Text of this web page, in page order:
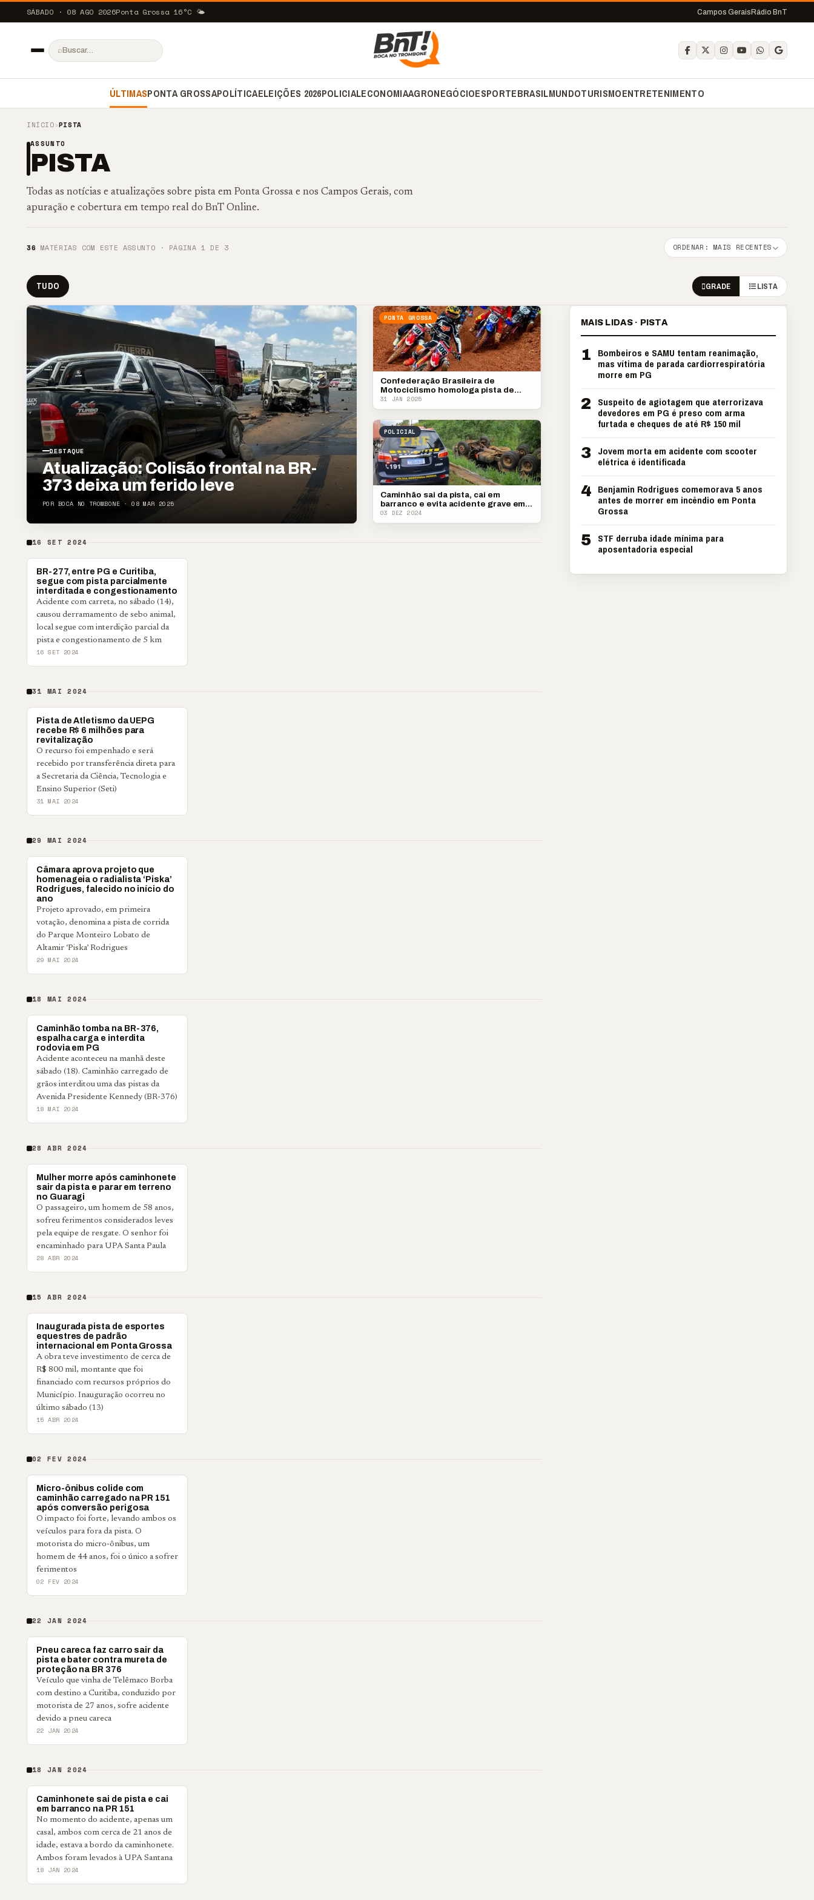
SÁBADO · 08 AGO 2026Ponta Grossa 16°C 🌤️ Campos Gerais Rádio BnT
⌕
ÚLTIMASPONTA GROSSAPOLÍTICAELEIÇÕES 2026POLICIALECONOMIAAGRONEGÓCIOESPORTEBRASILMUNDOTURISMOENTRETENIMENTO
INÍCIO›PISTA
ASSUNTO
PISTA
Todas as notícias e atualizações sobre pista em Ponta Grossa e nos Campos Gerais, com
apuração e cobertura em tempo real do BnT Online.
36 MATÉRIAS COM ESTE ASSUNTO · PÁGINA 1 DE 3 ORDENAR: MAIS RECENTES
TUDO GRADE LISTA
DESTAQUE
Atualização: Colisão frontal na BR-
373 deixa um ferido leve
POR BOCA NO TROMBONE · 08 MAR 2025
PONTA GROSSA
Confederação Brasileira de
Motociclismo homologa pista de
motocross de PG
31 JAN 2025
POLICIAL
Caminhão sai da pista, cai em
barranco e evita acidente grave em
Ponta Grossa
03 DEZ 2024
16 SET 2024
PARANÁ
BR-277, entre PG e Curitiba,
segue com pista parcialmente
interditada e congestionamento
Acidente com carreta, no sábado (14),
causou derramamento de sebo animal,
local segue com interdição parcial da
pista e congestionamento de 5 km
16 SET 2024
31 MAI 2024
PONTA GROSSA
Pista de Atletismo da UEPG
recebe R$ 6 milhões para
revitalização
O recurso foi empenhado e será
recebido por transferência direta para
a Secretaria da Ciência, Tecnologia e
Ensino Superior (Seti)
31 MAI 2024
29 MAI 2024
POLÍTICA
Câmara aprova projeto que
homenageia o radialista ‘Piska’
Rodrigues, falecido no início do
ano
Projeto aprovado, em primeira
votação, denomina a pista de corrida
do Parque Monteiro Lobato de
Altamir ‘Piska’ Rodrigues
29 MAI 2024
18 MAI 2024
POLICIAL
Caminhão tomba na BR-376,
espalha carga e interdita
rodovia em PG
Acidente aconteceu na manhã deste
sábado (18). Caminhão carregado de
grãos interditou uma das pistas da
Avenida Presidente Kennedy (BR-376)
18 MAI 2024
28 ABR 2024
POLICIAL
Mulher morre após caminhonete
sair da pista e parar em terreno
no Guaragi
O passageiro, um homem de 58 anos,
sofreu ferimentos considerados leves
pela equipe de resgate. O senhor foi
encaminhado para UPA Santa Paula
28 ABR 2024
15 ABR 2024
PONTA GROSSA
Inaugurada pista de esportes
equestres de padrão
internacional em Ponta Grossa
A obra teve investimento de cerca de
R$ 800 mil, montante que foi
financiado com recursos próprios do
Município. Inauguração ocorreu no
último sábado (13)
15 ABR 2024
02 FEV 2024
POLICIAL
Micro-ônibus colide com
caminhão carregado na PR 151
após conversão perigosa
O impacto foi forte, levando ambos os
veículos para fora da pista. O
motorista do micro-ônibus, um
homem de 44 anos, foi o único a sofrer
ferimentos
02 FEV 2024
22 JAN 2024
POLICIAL
Pneu careca faz carro sair da
pista e bater contra mureta de
proteção na BR 376
Veículo que vinha de Telêmaco Borba
com destino a Curitiba, conduzido por
motorista de 27 anos, sofre acidente
devido a pneu careca
22 JAN 2024
18 JAN 2024
POLICIAL
Caminhonete sai de pista e cai
em barranco na PR 151
No momento do acidente, apenas um
casal, ambos com cerca de 21 anos de
idade, estava a bordo da caminhonete.
Ambos foram levados à UPA Santana
18 JAN 2024
MAIS LIDAS · PISTA
1
Bombeiros e SAMU tentam reanimação,
mas vítima de parada cardiorrespiratória
morre em PG
2
Suspeito de agiotagem que aterrorizava
devedores em PG é preso com arma
furtada e cheques de até R$ 150 mil
3 Jovem morta em acidente com scooter
elétrica é identificada
4 Benjamin Rodrigues comemorava 5 anos
antes de morrer em incêndio em Ponta
Grossa
5 STF derruba idade mínima para
aposentadoria especial